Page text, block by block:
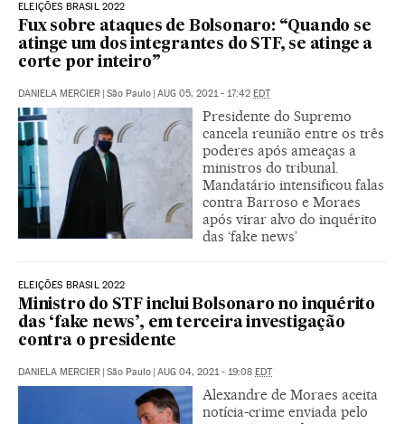
ELEIÇÕES BRASIL 2022
Fux sobre ataques de Bolsonaro: “Quando se
atinge um dos integrantes do STF, se atinge a
corte por inteiro”
DANIELA MERCIER São Paulo AUG 05, 2021 - 17:42 EDT
Presidente do Supremo
cancela reunião entre os três
poderes após ameaças a
ministros do tribunal.
Mandatário intensificou falas
contra Barroso e Moraes
após virar alvo do inquérito
das ‘fake news’
ELEIÇÕES BRASIL 2022
Ministro do STF inclui Bolsonaro no inquérito
das ‘fake news’, em terceira investigação
contra o presidente
DANIELA MERCIER São Paulo AUG 04, 2021 - 19:08 EDT
Alexandre de Moraes aceita
notícia-crime enviada pelo